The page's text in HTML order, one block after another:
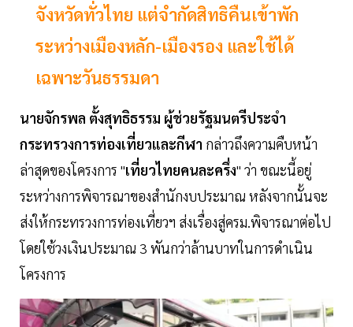
จังหวัดทั่วไทย แต่จำกัดสิทธิคืนเข้าพัก
ระหว่างเมืองหลัก-เมืองรอง และใช้ได้
เฉพาะวันธรรมดา
นายจักรพล ตั้งสุทธิธรรม ผู้ช่วยรัฐมนตรีประจำ
กระทรวงการท่องเที่ยวและกีฬา กล่าวถึงความคืบหน้า
ล่าสุดของโครงการ "เที่ยวไทยคนละครึ่ง" ว่า ขณะนี้อยู่
ระหว่างการพิจารณาของสำนักงบประมาณ หลังจากนั้นจะ
ส่งให้กระทรวงการท่องเที่ยวฯ ส่งเรื่องสู่ครม.พิจารณาต่อไป
โดยใช้วงเงินประมาณ 3 พันกว่าล้านบาทในการดำเนิน
โครงการ